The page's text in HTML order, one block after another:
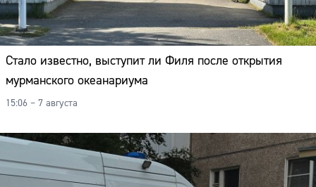
Стало известно, выступит ли Филя после открытия
мурманского океанариума
15:06 – 7 августа